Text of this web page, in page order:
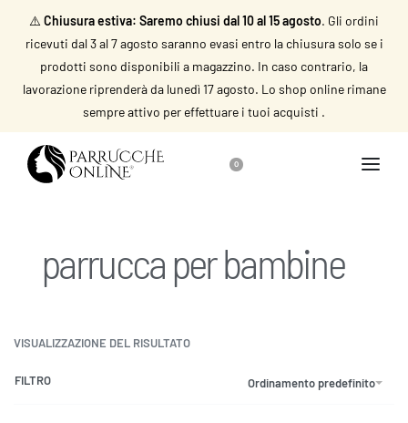
⚠️ Chiusura estiva: Saremo chiusi dal 10 al 15 agosto. Gli ordini
ricevuti dal 3 al 7 agosto saranno evasi entro la chiusura solo se i
prodotti sono disponibili a magazzino. In caso contrario, la
lavorazione riprenderà da lunedì 17 agosto. Lo shop online rimane
sempre attivo per effettuare i tuoi acquisti .
0
parrucca per bambine
VISUALIZZAZIONE DEL RISULTATO
Ordinamento predefinito
FILTRO